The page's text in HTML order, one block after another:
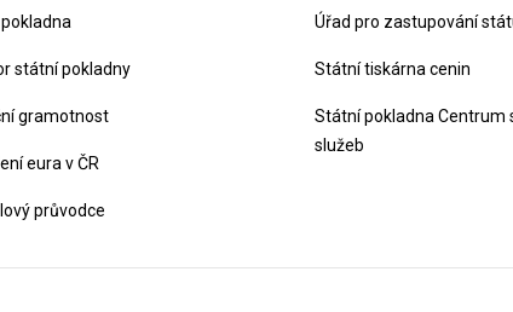
státní pokladny
gramotnost
eura v ČR
průvodce
Úřad pro zastupování
Státní tiskárna cenin
Státní pokladna Centrum
služeb